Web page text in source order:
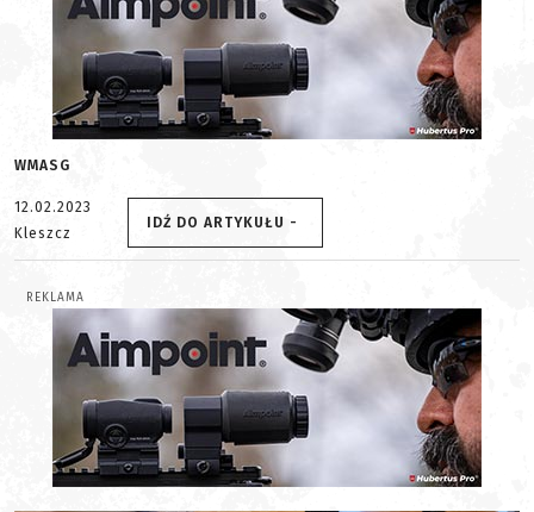
WMASG
12.02.2023
Kleszcz
IDŹ DO ARTYKUŁU -
REKLAMA